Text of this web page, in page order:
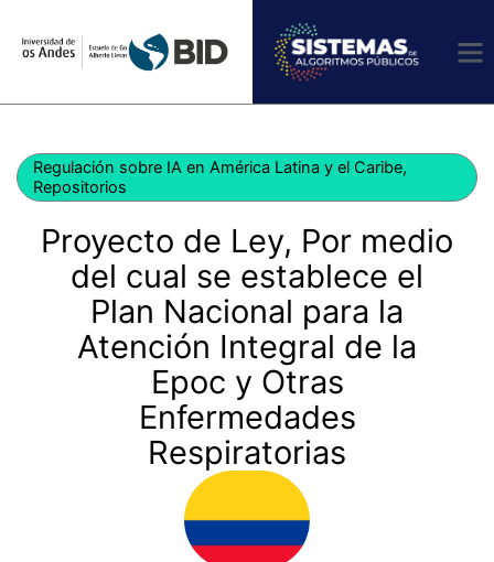
Regulación sobre IA en América Latina y el Caribe,
Repositorios
Proyecto de Ley, Por medio
del cual se establece el
Plan Nacional para la
Atención Integral de la
Epoc y Otras
Enfermedades
Respiratorias